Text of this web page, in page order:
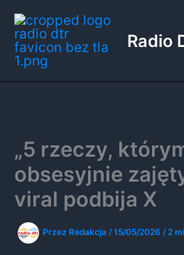
Przejdź
do
treści
Radio
„5 rzeczy,
obsesyjnie
viral podbija X
Przez Redakcja /15/05/2026 /2